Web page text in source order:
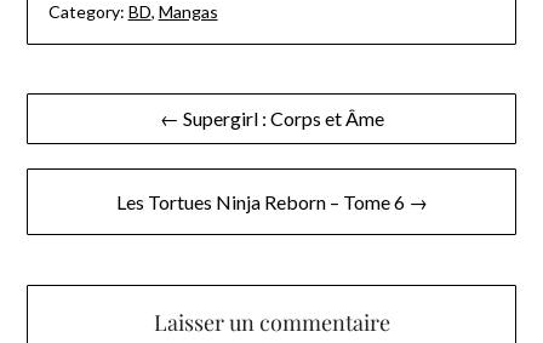
Category: BD, Mangas
Navigation
de
l’article
← Supergirl : Corps et Âme
Les Tortues Ninja Reborn – Tome 6 →
Laisser un commentaire